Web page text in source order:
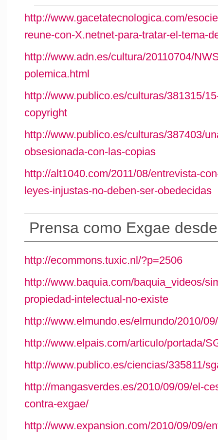
http://www.gacetatecnologica.com/
reune-con-X.netnet-para-tratar-el-tema-
http://www.adn.es/cultura/20110704/
polemica.html
http://www.publico.es/culturas/381315/
copyright
http://www.publico.es/culturas/387403/
obsesionada-con-las-copias
http://alt1040.com/2011/08/entrevista-
leyes-injustas-no-deben-ser-obedecidas
Prensa como Exgae
http://ecommons.tuxic.nl/?p=2506
http://www.baquia.com/baquia_videos/
propiedad-intelectual-no-existe
http://www.elmundo.es/elmundo/2010/
http://www.elpais.com/articulo/portada/
http://www.publico.es/ciencias/335811/
http://mangasverdes.es/2010/09/09/el-
contra-exgae/
http://www.expansion.com/2010/09/09/